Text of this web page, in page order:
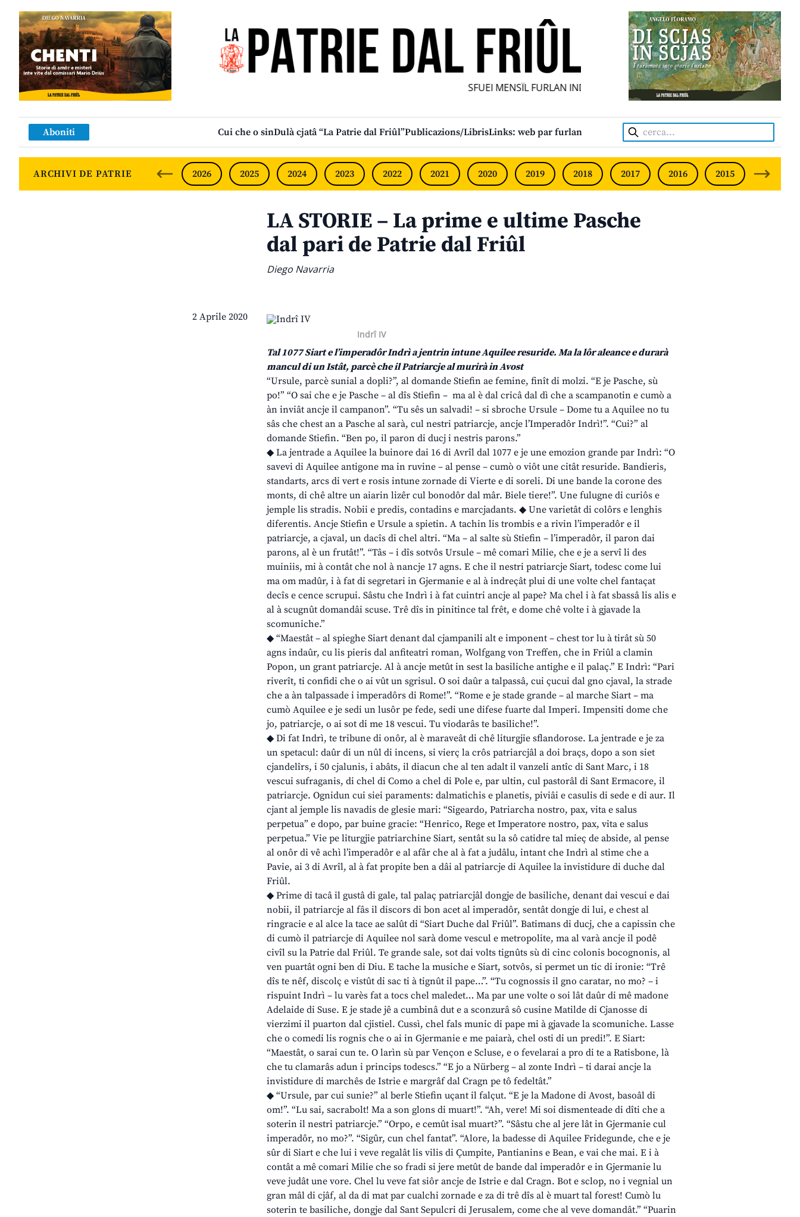
SFUEI MENSÎL FURLAN INDIPENDENT • INDEPENDENT FRIULIAN MONTHLY •
Aboniti Cui che o sinDulà cjatâ “La Patrie dal Friûl”Publicazions/LibrisLinks: web par furlan Cerca:
ARCHIVI DE PATRIE 2026 2025 2024 2023 2022 2021 2020 2019 2018 2017 2016 2015 2014
LA STORIE – La prime e ultime Pasche
dal pari de Patrie dal Friûl
Diego Navarria
2 Aprile 2020
Indrî IV
Tal 1077 Siart e l’imperadôr Indrì a jentrin intune Aquilee resuride. Ma la lôr aleance e durarà
mancul di un Istât, parcè che il Patriarcje al murirà in Avost
“Ursule, parcè sunial a dopli?”, al domande Stiefin ae femine, finît di molzi. “E je Pasche, sù
po!” “O sai che e je Pasche – al dîs Stiefin – ma al è dal cricâ dal dì che a scampanotin e cumò a
àn inviât ancje il campanon”. “Tu sês un salvadi! – si sbroche Ursule – Dome tu a Aquilee no tu
sâs che chest an a Pasche al sarà, cul nestri patriarcje, ancje l’Imperadôr Indrì!”. “Cui?” al
domande Stiefin. “Ben po, il paron di ducj i nestris parons.”
◆ La jentrade a Aquilee la buinore dai 16 di Avrîl dal 1077 e je une emozion grande par Indrì: “O
savevi di Aquilee antigone ma in ruvine – al pense – cumò o viôt une citât resuride. Bandieris,
standarts, arcs di vert e rosis intune zornade di Vierte e di soreli. Di une bande la corone des
monts, di chê altre un aiarin lizêr cul bonodôr dal mâr. Biele tiere!”. Une fulugne di curiôs e
jemple lis stradis. Nobii e predis, contadins e marcjadants. ◆ Une varietât di colôrs e lenghis
diferentis. Ancje Stiefin e Ursule a spietin. A tachin lis trombis e a rivin l’imperadôr e il
patriarcje, a cjaval, un dacîs di chel altri. “Ma – al salte sù Stiefin – l’imperadôr, il paron dai
parons, al è un frutât!”. “Tâs – i dîs sotvôs Ursule – mê comari Milie, che e je a servî li des
muiniis, mi à contât che nol à nancje 17 agns. E che il nestri patriarcje Siart, todesc come lui
ma om madûr, i à fat di segretari in Gjermanie e al à indreçât plui di une volte chel fantaçat
decîs e cence scrupui. Sâstu che Indrì i à fat cuintri ancje al pape? Ma chel i à fat sbassâ lis alis e
al à scugnût domandâi scuse. Trê dîs in pinitince tal frêt, e dome chê volte i à gjavade la
scomuniche.”
◆ “Maestât – al spieghe Siart denant dal cjampanili alt e imponent – chest tor lu à tirât sù 50
agns indaûr, cu lis pieris dal anfiteatri roman, Wolfgang von Treffen, che in Friûl a clamin
Popon, un grant patriarcje. Al à ancje metût in sest la basiliche antighe e il palaç.” E Indrì: “Pari
riverît, ti confidi che o ai vût un sgrisul. O soi daûr a talpassâ, cui çucui dal gno cjaval, la strade
che a àn talpassade i imperadôrs di Rome!”. “Rome e je stade grande – al marche Siart – ma
cumò Aquilee e je sedi un lusôr pe fede, sedi une difese fuarte dal Imperi. Impensiti dome che
jo, patriarcje, o ai sot di me 18 vescui. Tu viodarâs te basiliche!”.
◆ Di fat Indrì, te tribune di onôr, al è maraveât di chê liturgjie sflandorose. La jentrade e je za
un spetacul: daûr di un nûl di incens, si vierç la crôs patriarcjâl a doi braçs, dopo a son siet
cjandelîrs, i 50 cjalunis, i abâts, il diacun che al ten adalt il vanzeli antîc di Sant Marc, i 18
vescui sufraganis, di chel di Como a chel di Pole e, par ultin, cul pastorâl di Sant Ermacore, il
patriarcje. Ognidun cui siei paraments: dalmatichis e planetis, piviâi e casulis di sede e di aur. Il
cjant al jemple lis navadis de glesie mari: “Sigeardo, Patriarcha nostro, pax, vita e salus
perpetua” e dopo, par buine gracie: “Henrico, Rege et Imperatore nostro, pax, vita e salus
perpetua.” Vie pe liturgjie patriarchine Siart, sentât su la sô catidre tal mieç de abside, al pense
al onôr di vê achì l’imperadôr e al afâr che al à fat a judâlu, intant che Indrì al stime che a
Pavie, ai 3 di Avrîl, al à fat propite ben a dâi al patriarcje di Aquilee la invistidure di duche dal
Friûl.
◆ Prime di tacâ il gustâ di gale, tal palaç patriarcjâl dongje de basiliche, denant dai vescui e dai
nobii, il patriarcje al fâs il discors di bon acet al imperadôr, sentât dongje di lui, e chest al
ringracie e al alce la tace ae salût di “Siart Duche dal Friûl”. Batimans di ducj, che a capissin che
di cumò il patriarcje di Aquilee nol sarà dome vescul e metropolite, ma al varà ancje il podê
civîl su la Patrie dal Friûl. Te grande sale, sot dai volts tignûts sù di cinc colonis bocognonis, al
ven puartât ogni ben di Diu. E tache la musiche e Siart, sotvôs, si permet un tic di ironie: “Trê
dîs te nêf, discolç e vistût di sac ti à tignût il pape…”. “Tu cognossis il gno caratar, no mo? – i
rispuint Indrì – lu varès fat a tocs chel maledet… Ma par une volte o soi lât daûr di mê madone
Adelaide di Suse. E je stade jê a cumbinâ dut e a sconzurâ sô cusine Matilde di Cjanosse di
vierzimi il puarton dal cjistiel. Cussì, chel fals munic di pape mi à gjavade la scomuniche. Lasse
che o comedi lis rognis che o ai in Gjermanie e me paiarà, chel osti di un predi!”. E Siart:
“Maestât, o sarai cun te. O larìn sù par Vençon e Scluse, e o fevelarai a pro di te a Ratisbone, là
che tu clamarâs adun i princips todescs.” “E jo a Nürberg – al zonte Indrì – ti darai ancje la
invistidure di marchês de Istrie e margrâf dal Cragn pe tô fedeltât.”
◆ “Ursule, par cui sunie?” al berle Stiefin uçant il falçut. “E je la Madone di Avost, basoâl di
om!”. “Lu sai, sacrabolt! Ma a son glons di muart!”. “Ah, vere! Mi soi dismenteade di dîti che a
soterin il nestri patriarcje.” “Orpo, e cemût isal muart?”. “Sâstu che al jere lât in Gjermanie cul
imperadôr, no mo?”. “Sigûr, cun chel fantat”. “Alore, la badesse di Aquilee Fridegunde, che e je
sûr di Siart e che lui i veve regalât lis vilis di Çumpite, Pantianins e Bean, e vai che mai. E i à
contât a mê comari Milie che so fradi si jere metût de bande dal imperadôr e in Gjermanie lu
veve judât une vore. Chel lu veve fat siôr ancje de Istrie e dal Cragn. Bot e sclop, no i vegnial un
gran mâl di cjâf, al da di mat par cualchi zornade e za di trê dîs al è muart tal forest! Cumò lu
soterin te basiliche, dongje dal Sant Sepulcri di Jerusalem, come che al veve domandât.” “Puarin